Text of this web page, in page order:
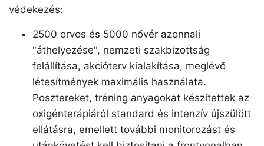
védekezés:
2500 orvos és 5000 nővér azonnali
"áthelyezése", nemzeti szakbizottság
felállítása, akcióterv kialakítása, meglévő
létesítmények maximális használata.
Posztereket, tréning anyagokat készítettek az
oxigénterápiáról standard és intenzív újszülött
ellátásra, emellett további monitorozást és